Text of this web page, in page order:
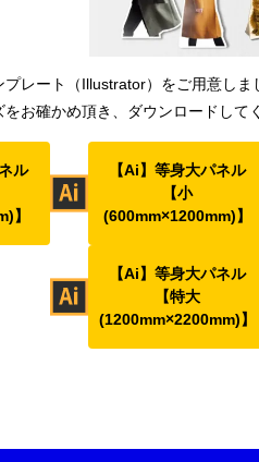
レート（Illustrator）をご用意しま
お確かめ頂き、ダウンロードして
ル
】
【Ai】等身大パネル
【小
(600mm×1200mm)】
【Ai】等身大パネル
【特大
(1200mm×2200mm)】